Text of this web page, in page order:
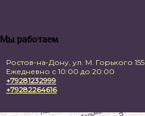
Мы работаем
Ростов-на-Дону, ул. М. Горького 155
Ежедневно с 10:00 до 20:00
+79281232999
+79282264616